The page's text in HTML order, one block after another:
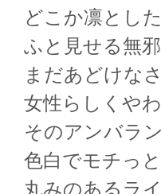
どこか凛とし
ふと見せる無
まだあどけな
女性らしくや
そのアンバラ
色白でモチっと
丸みのあるラ